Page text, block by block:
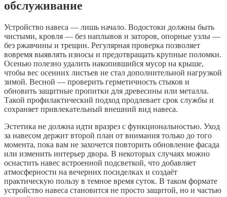
обслуживание
Устройство навеса — лишь начало. Водостоки должны быть
чистыми, кровля — без наплывов и заторов, опорные узлы —
без ржавчины и трещин. Регулярная проверка позволяет
вовремя выявлять износы и предотвращать крупные поломки.
Осенью полезно удалить накопившийся мусор на крыше,
чтобы вес осенних листьев не стал дополнительной нагрузкой
зимой. Весной — проверить герметичность стыков и
обновить защитные пропитки для древесины или металла.
Такой профилактический подход продлевает срок службы и
сохраняет привлекательный внешний вид навеса.
Эстетика не должна идти вразрез с функциональностью. Уход
за навесом держит второй план от внимания только до того
момента, пока вам не захочется повторить обновление фасада
или изменить интерьер двора. В некоторых случаях можно
оснастить навес встроенной подсветкой, что добавляет
атмосферности на вечерних посиделках и создаёт
практическую пользу в темное время суток. В таком формате
устройство навеса становится не просто защитой, но и частью